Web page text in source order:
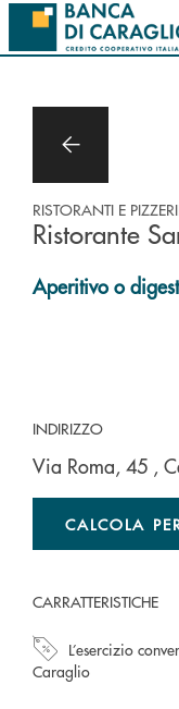
Salta al contenuto principale
RISTORANTI E
Ristorante
Aperitivo o
INDIRIZZO
Via Roma, 45 ,
CALCOLA
CARRATTERISTICHE
L’esercizio
Caraglio